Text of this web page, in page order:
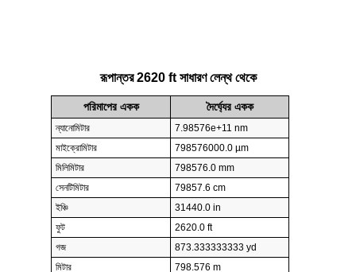
রূপান্তর 2620 ft সাধারণ লেন্থ থেকে
পরিমাপের একক দৈর্ঘ্যের একক
ন্যানোমিটার
7.98576e+11 nm
মাইক্রোমিটার
798576000.0 µm
মিলিমিটার
798576.0 mm
সেনটিমিটার
79857.6 cm
ইঞ্চি
31440.0 in
ফুট
2620.0 ft
গজ
873.333333333 yd
মিটার
798.576 m